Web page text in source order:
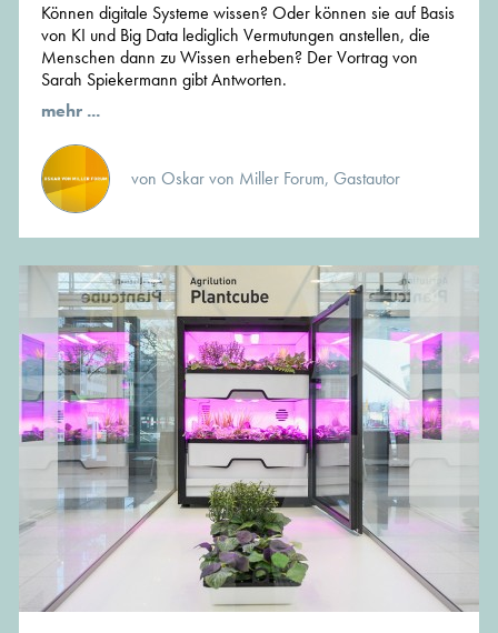
Können digitale Systeme wissen? Oder können sie auf Basis
von KI und Big Data lediglich Vermutungen anstellen, die
Menschen dann zu Wissen erheben? Der Vortrag von
Sarah Spiekermann gibt Antworten.
mehr ...
von Oskar von Miller Forum, Gastautor